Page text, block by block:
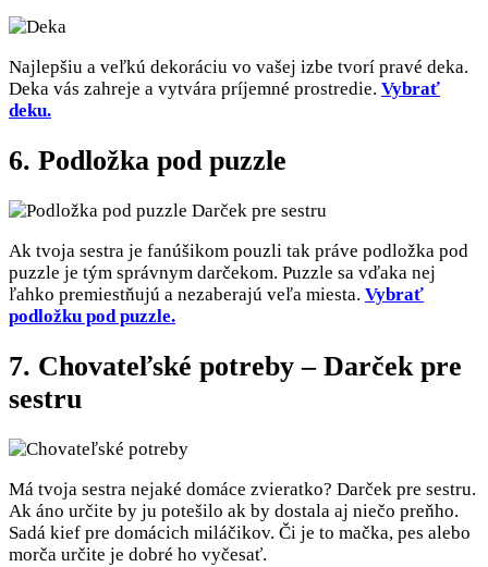
Najlepšiu a veľkú dekoráciu vo vašej izbe tvorí pravé deka.
Deka vás zahreje a vytvára príjemné prostredie. Vybrať
deku.
6. Podložka pod puzzle
Ak tvoja sestra je fanúšikom pouzli tak práve podložka pod
puzzle je tým správnym darčekom. Puzzle sa vďaka nej
ľahko premiestňujú a nezaberajú veľa miesta. Vybrať
podložku pod puzzle.
7. Chovateľské potreby – Darček pre
sestru
Má tvoja sestra nejaké domáce zvieratko? Darček pre sestru.
Ak áno určite by ju potešilo ak by dostala aj niečo preňho.
Sadá kief pre domácich miláčikov. Či je to mačka, pes alebo
morča určite je dobré ho vyčesať.